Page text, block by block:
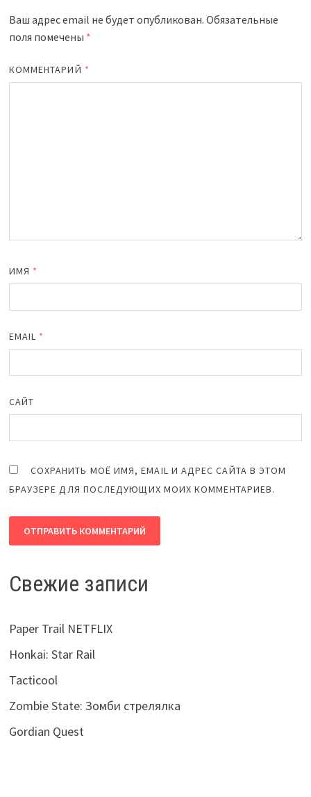
Ваш адрес email не будет опубликован. Обязательные
поля помечены *
КОММЕНТАРИЙ *
ИМЯ *
EMAIL *
САЙТ
СОХРАНИТЬ МОЁ ИМЯ, EMAIL И АДРЕС САЙТА В ЭТОМ
БРАУЗЕРЕ ДЛЯ ПОСЛЕДУЮЩИХ МОИХ КОММЕНТАРИЕВ.
Свежие записи
Paper Trail NETFLIX
Honkai: Star Rail
Tacticool
Zombie State: Зомби стрелялка
Gordian Quest